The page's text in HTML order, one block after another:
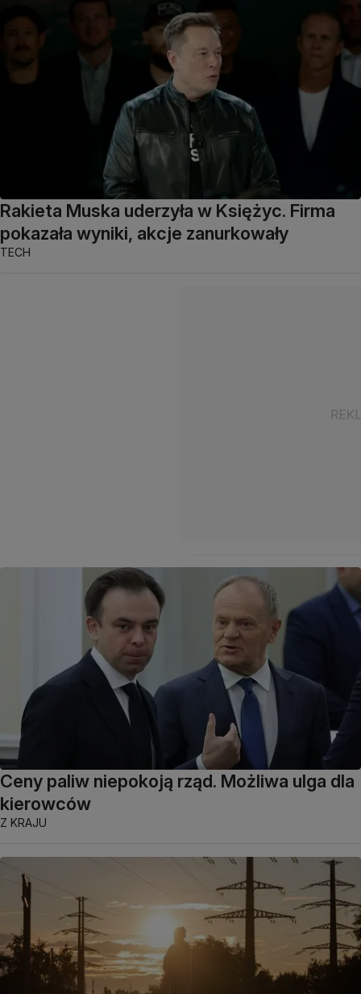
Rakieta Muska uderzyła w Księżyc. Firma
pokazała wyniki, akcje zanurkowały
TECH
Ceny paliw niepokoją rząd. Możliwa ulga dla
kierowców
Z KRAJU